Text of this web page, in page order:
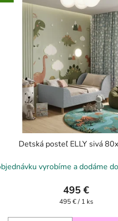
Detská posteľ ELLY sivá
vyrobíme a dodáme
495 €
Jednotková
495 € / 1 ks